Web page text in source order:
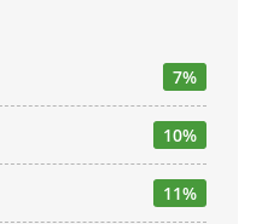
7%
10%
11%